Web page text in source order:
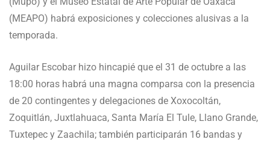
(MEAPO) habrá exposiciones y colecciones alusivas a la
temporada.
Aguilar Escobar hizo hincapié que el 31 de octubre a las
18:00 horas habrá una magna comparsa con la presencia
de 20 contingentes y delegaciones de Xoxocoltán,
Zoquitlán, Juxtlahuaca, Santa María El Tule, Llano Grande,
Tuxtepec y Zaachila; también participarán 16 bandas y